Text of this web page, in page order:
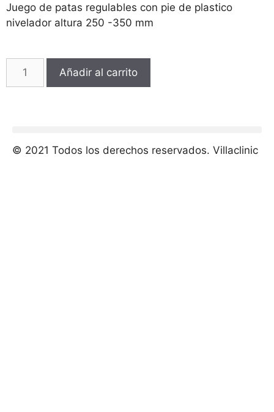
Juego de patas regulables con pie de plastico
nivelador altura 250 -350 mm
Añadir al carrito
© 2021 Todos los derechos reservados. Villaclinic